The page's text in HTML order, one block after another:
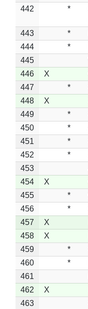
442
*
443
*
444
*
445
446
X
447
*
448
X
449
*
450
*
451
*
452
*
453
454
X
455
*
456
*
457
X
458
X
459
*
460
*
461
462
X
463